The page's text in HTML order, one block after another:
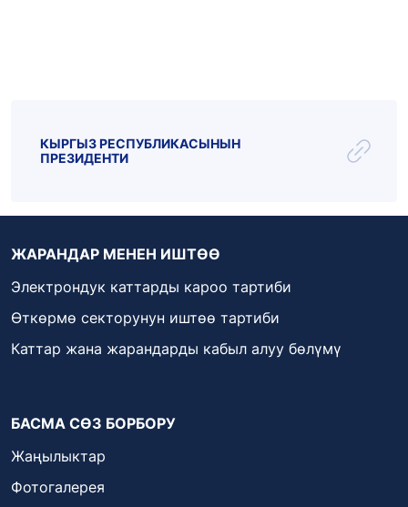
КЫРГЫЗ РЕСПУБЛИКАСЫНЫН
ПРЕЗИДЕНТИ
ЖАРАНДАР МЕНЕН ИШТӨӨ
Электрондук каттарды кароо тартиби
Өткөрмө секторунун иштөө тартиби
Каттар жана жарандарды кабыл алуу бөлүмү
БАСМА СӨЗ БОРБОРУ
Жаңылыктар
Фотогалерея